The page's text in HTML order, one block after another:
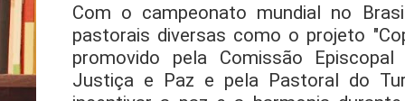
Com o campeonato mundial no
pastorais diversas como o projeto
promovido pela Comissão
Justiça e Paz e pela Pastoral do